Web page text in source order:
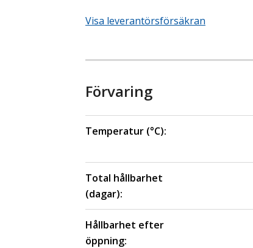
Visa leverantörsförsäkran
Förvaring
Temperatur (°C):
Total hållbarhet
(dagar):
Hållbarhet efter
öppning: